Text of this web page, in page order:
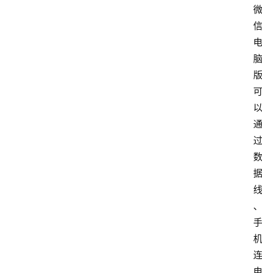
微
信
电
脑
版
可
以
通
过
数
据
线
、
手
机
连